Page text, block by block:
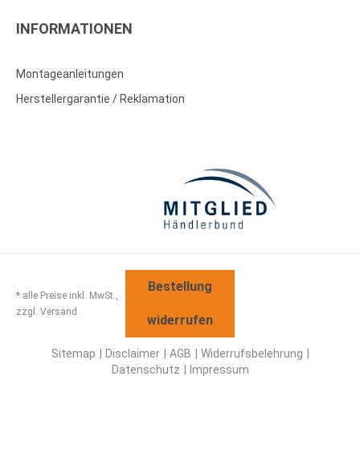
INFORMATIONEN
Montageanleitungen
Herstellergarantie / Reklamation
* alle Preise inkl. MwSt.,
zzgl. Versand.
Bestellung
widerrufen
Sitemap Disclaimer AGB
Widerrufsbelehrung
Datenschutz
Impressum